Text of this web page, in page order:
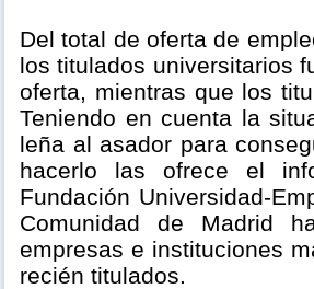
Del total de oferta de
los titulados universitarios
oferta, mientras que los
Teniendo en cuenta la
leña al asador para
hacerlo las ofrece el
Fundación Universidad-
Comunidad de Madrid
empresas e instituciones
recién titulados.